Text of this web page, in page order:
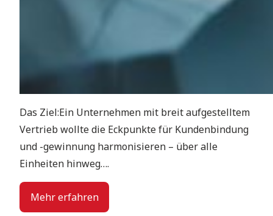
Das Ziel:Ein Unternehmen mit breit aufgestelltem
Vertrieb wollte die Eckpunkte für Kundenbindung
und -gewinnung harmonisieren – über alle
Einheiten hinweg….
Mehr erfahren